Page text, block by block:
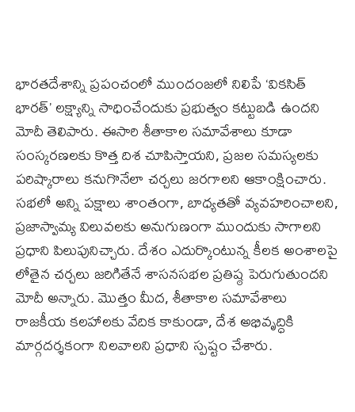
భారతదేశాన్ని ప్రపంచంలో ముందంజలో నిలిపే ‘వికసిత్
భారత్‌’ లక్ష్యాన్ని సాధించేందుకు ప్రభుత్వం కట్టుబడి ఉందని
మోదీ తెలిపారు. ఈసారి శీతాకాల సమావేశాలు కూడా
సంస్కరణలకు కొత్త దిశ చూపిస్తాయని, ప్రజల సమస్యలకు
పరిష్కారాలు కనుగొనేలా చర్చలు జరగాలని ఆకాంక్షించారు.
సభలో అన్ని పక్షాలు శాంతంగా, బాధ్యతతో వ్యవహరించాలని,
ప్రజాస్వామ్య విలువలకు అనుగుణంగా ముందుకు సాగాలని
ప్రధాని పిలుపునిచ్చారు. దేశం ఎదుర్కొంటున్న కీలక అంశాలపై
లోతైన చర్చలు జరిగితేనే శాసనసభల ప్రతిష్ఠ పెరుగుతుందని
మోదీ అన్నారు. మొత్తం మీద, శీతాకాల సమావేశాలు
రాజకీయ కలహాలకు వేదిక కాకుండా, దేశ అభివృద్ధికి
మార్గదర్శకంగా నిలవాలని ప్రధాని స్పష్టం చేశారు.